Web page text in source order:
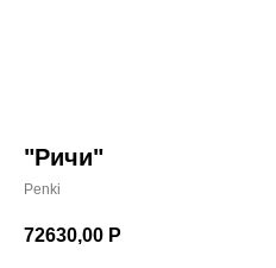
"Ричи"
Penki
72630,00 Р